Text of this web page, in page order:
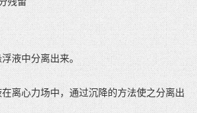
液中分离出来。
离心力场中，通过沉降的方法使之分离出